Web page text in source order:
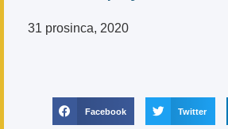
31 prosinca, 2020
Facebook Twitter